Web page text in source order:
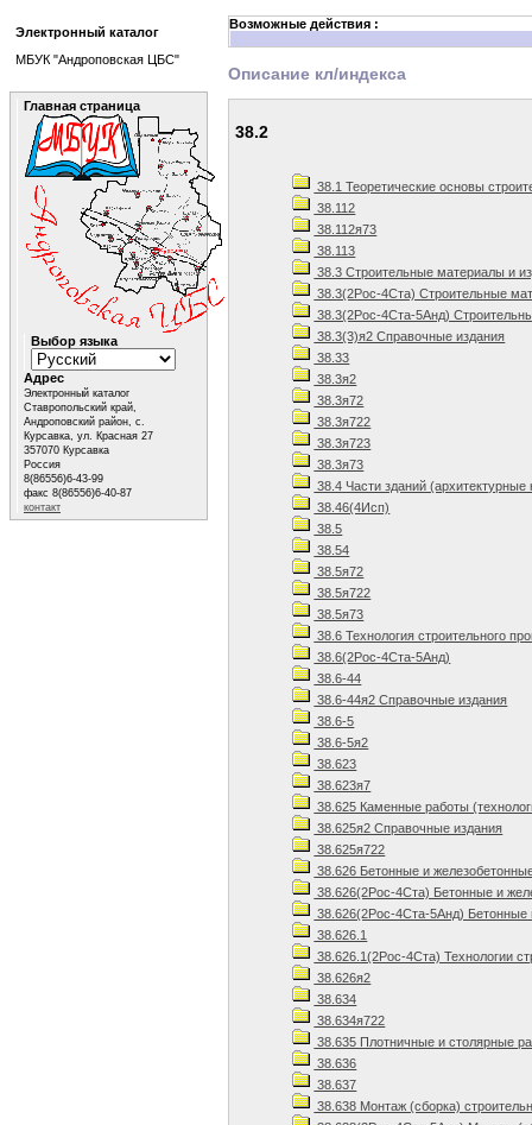
Возможные действия :
Описание кл/индекса
38.2
38.1 Теоретические основы
38.112
38.112я73
38.113
38.3 Строительные материалы и
38.3(2Рос-4Ста) Строительные
38.3(2Рос-4Ста-5Анд)
38.3(3)я2 Справочные издания
38.33
38.3я2
38.3я72
38.3я722
38.3я723
38.3я73
38.4 Части зданий (архитектурные
38.46(4Исп)
38.5
38.54
38.5я72
38.5я722
38.5я73
38.6 Технология строительного
38.6(2Рос-4Ста-5Анд)
38.6-44
38.6-44я2 Справочные издания
38.6-5
38.6-5я2
38.623
38.623я7
38.625 Каменные работы
38.625я2 Справочные издания
38.625я722
38.626 Бетонные и
38.626(2Рос-4Ста) Бетонные и
38.626(2Рос-4Ста-5Анд) Бетонные
38.626.1
38.626.1(2Рос-4Ста) Технологии
38.626я2
38.634
38.634я722
38.635 Плотничные и столярные
38.636
38.637
38.638 Монтаж (сборка)
Электронный каталог
МБУК "Андроповская ЦБС"
Главная страница
Выбор языка
Адрес
Электронный каталог
Ставропольский край,
Андроповский район, с.
Курсавка, ул. Красная 27
357070 Курсавка
Россия
8(86556)6-43-99
факс 8(86556)6-40-87
контакт